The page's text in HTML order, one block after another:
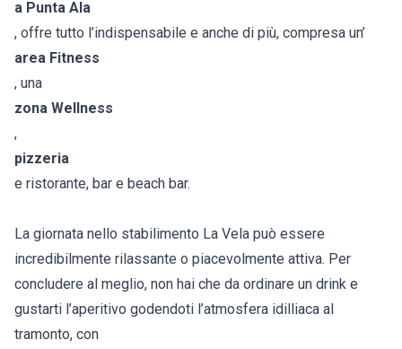
a Punta Ala
, offre tutto l’indispensabile e anche di più, compresa un’
area Fitness
, una
zona Wellness
,
pizzeria
e ristorante, bar e beach bar.
La giornata nello stabilimento La Vela può essere
incredibilmente rilassante o piacevolmente attiva. Per
concludere al meglio, non hai che da ordinare un drink e
gustarti l’aperitivo godendoti l’atmosfera idilliaca al
tramonto, con